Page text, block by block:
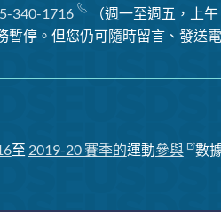
340-1716 （週一至週五，上午
暫停 。但您仍可隨時留言、發送
至 2019-20 賽季的運動參與 數